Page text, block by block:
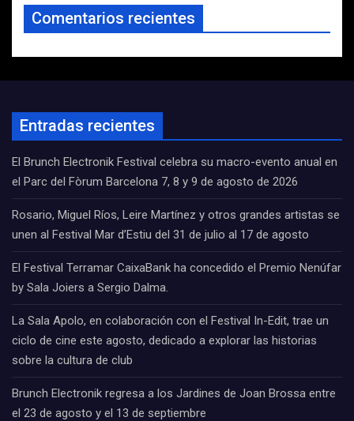
Comentarios recientes
Entradas recientes
El Brunch Electronik Festival celebra su macro-evento anual en
el Parc del Fòrum Barcelona 7, 8 y 9 de agosto de 2026
Rosario, Miguel Ríos, Leire Martínez y otros grandes artistas se
unen al Festival Mar d’Estiu del 31 de julio al 17 de agosto
El Festival Terramar CaixaBank ha concedido el Premio Nenúfar
by Sala Joiers a Sergio Dalma.
La Sala Apolo, en colaboración con el Festival In-Edit, trae un
ciclo de cine este agosto, dedicado a explorar las historias
sobre la cultura de club
Brunch Electronik regresa a los Jardines de Joan Brossa entre
el 23 de agosto y el 13 de septiembre